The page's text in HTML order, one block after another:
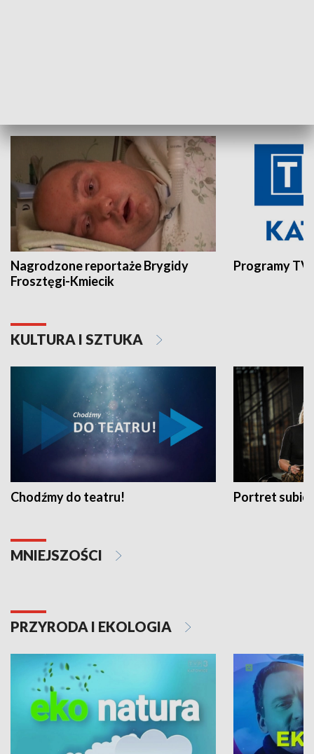
Nagrodzone reportaże Brygidy
Frosztęgi-Kmiecik
Programy
KULTURA I SZTUKA
Chodźmy do teatru! Portret
MNIEJSZOŚCI
PRZYRODA I EKOLOGIA